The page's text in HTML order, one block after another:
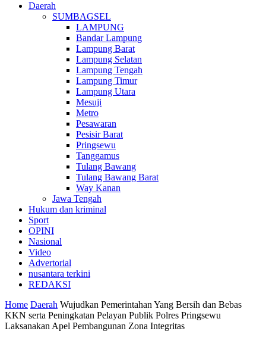
Daerah
SUMBAGSEL
LAMPUNG
Bandar Lampung
Lampung Barat
Lampung Selatan
Lampung Tengah
Lampung Timur
Lampung Utara
Mesuji
Metro
Pesawaran
Pesisir Barat
Pringsewu
Tanggamus
Tulang Bawang
Tulang Bawang Barat
Way Kanan
Jawa Tengah
Hukum dan kriminal
Sport
OPINI
Nasional
Video
Advertorial
nusantara terkini
REDAKSI
Home Daerah Wujudkan Pemerintahan Yang Bersih dan Bebas
KKN serta Peningkatan Pelayan Publik Polres Pringsewu
Laksanakan Apel Pembangunan Zona Integritas